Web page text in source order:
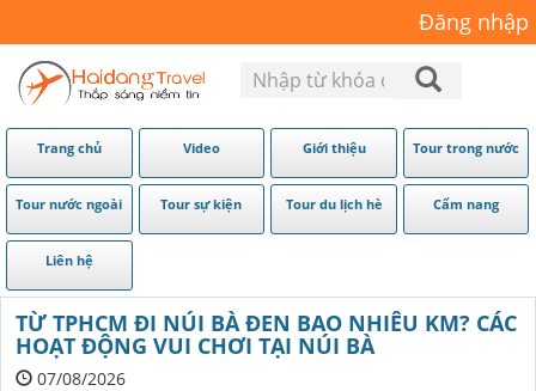
Đăng nhập
Trang chủ Video Giới thiệu Tour trong nước
Tour nước ngoài Tour sự kiện Tour du lịch hè Cẩm nang
Liên hệ
TỪ TPHCM ĐI NÚI BÀ ĐEN BAO NHIÊU KM? CÁC
HOẠT ĐỘNG VUI CHƠI TẠI NÚI BÀ
07/08/2026